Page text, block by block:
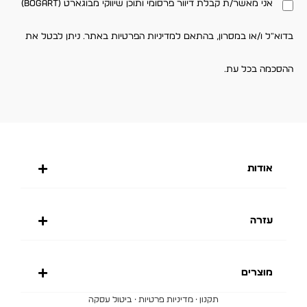
אני מאשר/ת קבלת דיוור פרסומי ותוכן שיווקי מבוגארט (BOGART)
בדוא"ל ו/או במסרון, בהתאם למדיניות הפרטיות באתר. ניתן לבטל את
ההסכמה בכל עת.
אודות
עזרה
מוצרים
תקנון · מדיניות פרטיות · ביטול עסקה